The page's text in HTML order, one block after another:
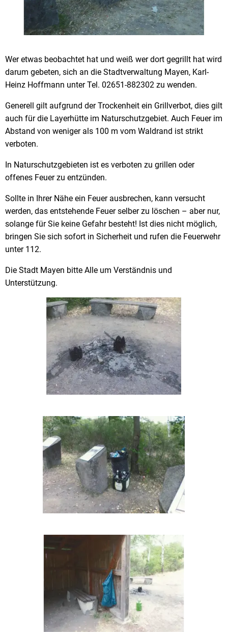
Wer etwas beobachtet hat und weiß wer dort gegrillt hat wird
darum gebeten, sich an die Stadtverwaltung Mayen, Karl-
Heinz Hoffmann unter Tel. 02651-882302 zu wenden.
Generell gilt aufgrund der Trockenheit ein Grillverbot, dies gilt
auch für die Layerhütte im Naturschutzgebiet. Auch Feuer im
Abstand von weniger als 100 m vom Waldrand ist strikt
verboten.
In Naturschutzgebieten ist es verboten zu grillen oder
offenes Feuer zu entzünden.
Sollte in Ihrer Nähe ein Feuer ausbrechen, kann versucht
werden, das entstehende Feuer selber zu löschen – aber nur,
solange für Sie keine Gefahr besteht! Ist dies nicht möglich,
bringen Sie sich sofort in Sicherheit und rufen die Feuerwehr
unter 112.
Die Stadt Mayen bitte Alle um Verständnis und
Unterstützung.